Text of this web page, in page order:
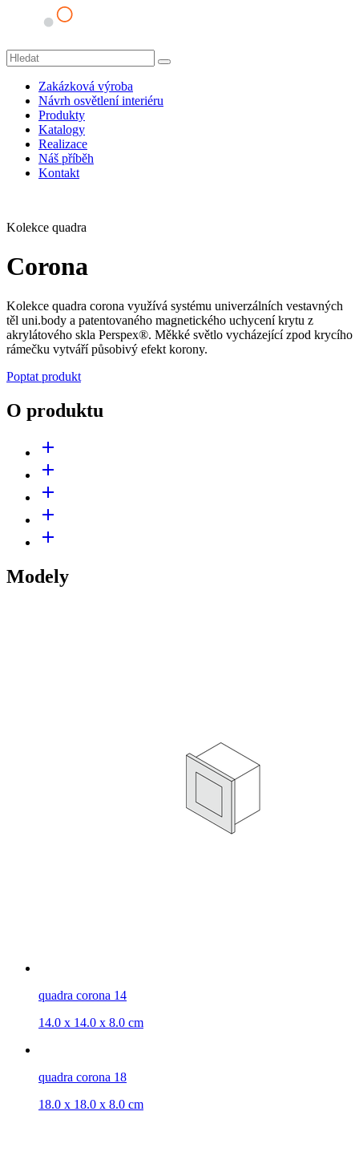
Zakázková výroba
Návrh osvětlení interiéru
Produkty
Katalogy
Realizace
Náš příběh
Kontakt
Kolekce quadra
Corona
Kolekce quadra corona využívá systému univerzálních vestavných
těl uni.body a patentovaného magnetického uchycení krytu z
akrylátového skla Perspex®. Měkké světlo vycházející zpod krycího
rámečku vytváří působivý efekt korony.
Poptat produkt
O produktu
add
add
add
add
add
Modely
quadra corona 14
14.0 x 14.0 x 8.0 cm
quadra corona 18
18.0 x 18.0 x 8.0 cm